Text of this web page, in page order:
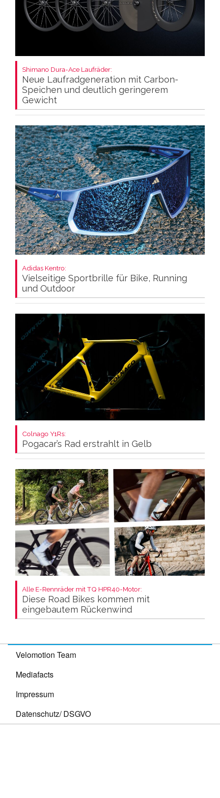
Shimano Dura-Ace Laufräder:
Neue Laufradgeneration mit Carbon-
Speichen und deutlich geringerem
Gewicht
Adidas Kentro:
Vielseitige Sportbrille für Bike, Running
und Outdoor
Colnago Y1Rs:
Pogacar’s Rad erstrahlt in Gelb
Alle E-Rennräder mit TQ HPR40-Motor:
Diese Road Bikes kommen mit
eingebautem Rückenwind
Velomotion Team
Mediafacts
Impressum
Datenschutz/ DSGVO